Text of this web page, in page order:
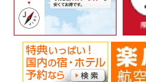
シ
ョ